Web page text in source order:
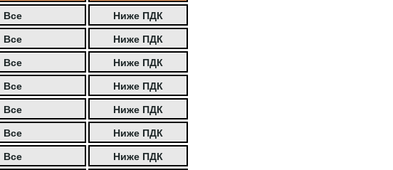
Все
Ниже ПДК
Все
Ниже ПДК
Все
Ниже ПДК
Все
Ниже ПДК
Все
Ниже ПДК
Все
Ниже ПДК
Все
Ниже ПДК